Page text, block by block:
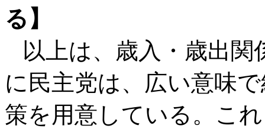
る】
以上は、歳入・歳出関
に民主党は、広い意味
策を用意している。こ